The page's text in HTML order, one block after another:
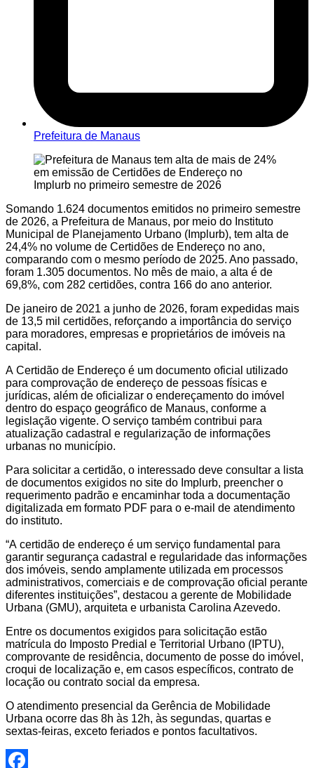
Prefeitura de Manaus
Somando 1.624 documentos emitidos no primeiro semestre
de 2026, a Prefeitura de Manaus, por meio do Instituto
Municipal de Planejamento Urbano (Implurb), tem alta de
24,4% no volume de Certidões de Endereço no ano,
comparando com o mesmo período de 2025. Ano passado,
foram 1.305 documentos. No mês de maio, a alta é de
69,8%, com 282 certidões, contra 166 do ano anterior.
De janeiro de 2021 a junho de 2026, foram expedidas mais
de 13,5 mil certidões, reforçando a importância do serviço
para moradores, empresas e proprietários de imóveis na
capital.
A Certidão de Endereço é um documento oficial utilizado
para comprovação de endereço de pessoas físicas e
jurídicas, além de oficializar o endereçamento do imóvel
dentro do espaço geográfico de Manaus, conforme a
legislação vigente. O serviço também contribui para
atualização cadastral e regularização de informações
urbanas no município.
Para solicitar a certidão, o interessado deve consultar a lista
de documentos exigidos no site do Implurb, preencher o
requerimento padrão e encaminhar toda a documentação
digitalizada em formato PDF para o e-mail de atendimento
do instituto.
“A certidão de endereço é um serviço fundamental para
garantir segurança cadastral e regularidade das informações
dos imóveis, sendo amplamente utilizada em processos
administrativos, comerciais e de comprovação oficial perante
diferentes instituições”, destacou a gerente de Mobilidade
Urbana (GMU), arquiteta e urbanista Carolina Azevedo.
Entre os documentos exigidos para solicitação estão
matrícula do Imposto Predial e Territorial Urbano (IPTU),
comprovante de residência, documento de posse do imóvel,
croqui de localização e, em casos específicos, contrato de
locação ou contrato social da empresa.
O atendimento presencial da Gerência de Mobilidade
Urbana ocorre das 8h às 12h, às segundas, quartas e
sextas-feiras, exceto feriados e pontos facultativos.